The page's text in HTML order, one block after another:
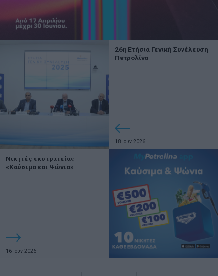
26η Ετήσια Γενική Συνέλευση
Πετρολίνα
18 Ιουν 2026
Νικητές εκστρατείας
«Καύσιμα και Ψώνια»
16 Ιουν 2026